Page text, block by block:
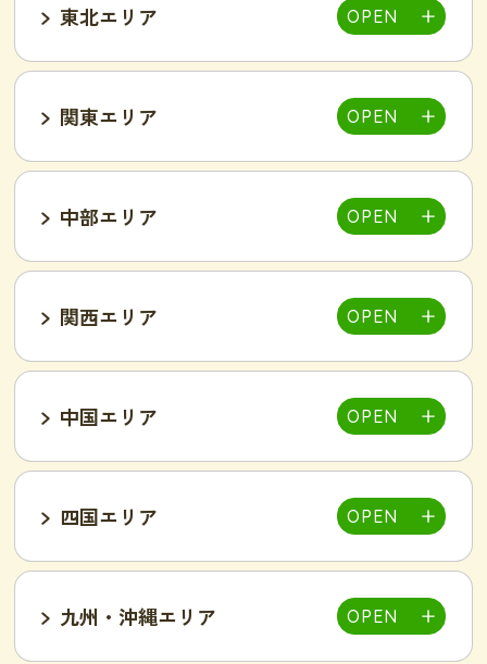
東北エリア
仙台泉店
関東エリア
大宮店 新所沢西口店
池袋西口店
吉祥寺駅前店
小岩駅前店 渋谷店 新橋店
小山店
湘南藤沢店 新横浜菊名店
中部エリア
富山インター店
甲府中央店
岐阜可児店
関西エリア
明石駅前店
豊岡店
東加古川店
姫路店
中国エリア
岡山駅前店 岡山東店
四国エリア
九州・沖縄エリア